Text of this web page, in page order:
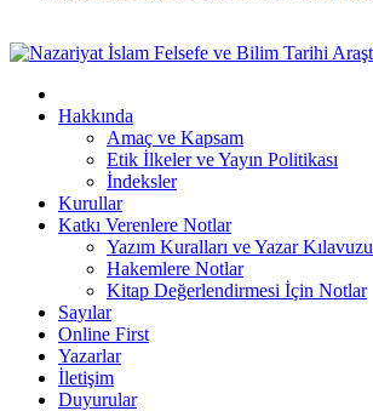
Hakkında
Amaç ve Kapsam
Etik İlkeler ve Yayın Politikası
İndeksler
Kurullar
Katkı Verenlere Notlar
Yazım Kuralları ve Yazar Kılavuzu
Hakemlere Notlar
Kitap Değerlendirmesi İçin Notlar
Sayılar
Online First
Yazarlar
İletişim
Duyurular